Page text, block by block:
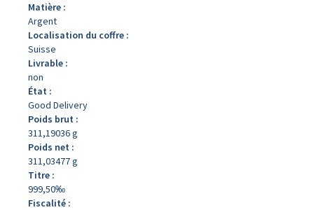
Matière :
Argent
Localisation du coffre :
Suisse
Livrable :
non
État :
Good Delivery
Poids brut :
311,19036 g
Poids net :
311,03477 g
Titre :
999,50‰
Fiscalité :